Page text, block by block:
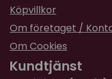
Köpvillkor
Om företaget /
Om Cookies
Kundtjänst